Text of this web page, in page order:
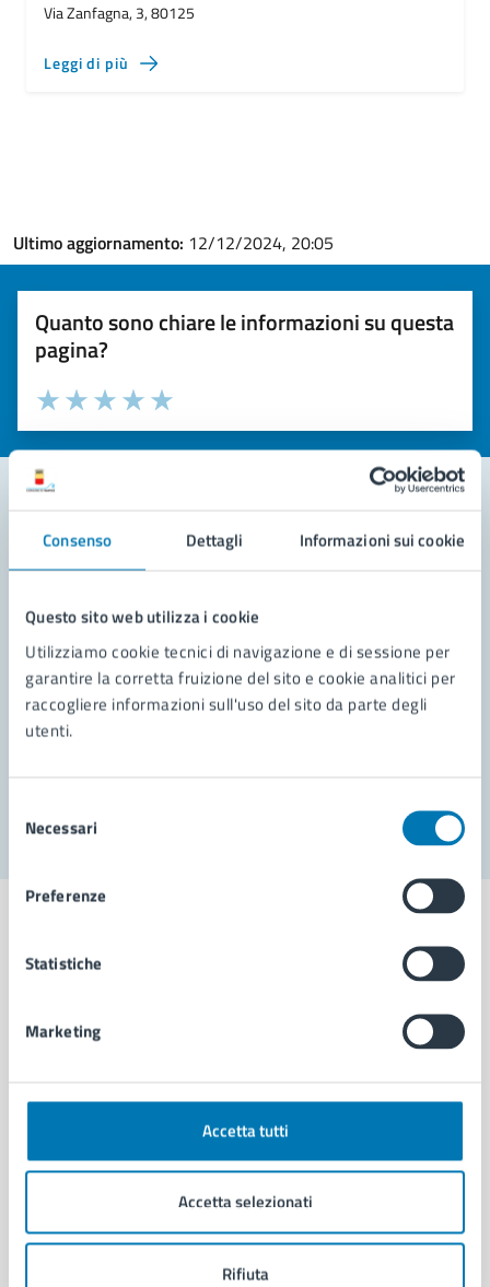
Consenso Dettagli Informazioni sui cookie
Questo sito web utilizza i cookie
Utilizziamo cookie tecnici di navigazione e di sessione per
garantire la corretta fruizione del sito e cookie analitici per
raccogliere informazioni sull'uso del sito da parte degli
utenti.
delNecessari
Preferenze
Statistiche
Marketing
Accetta tutti
Accetta selezionati
Rifiuta
Via Zanfagna, 3, 80125
Leggi di più
Ultimo aggiornamento: 12/12/2024, 20:05
Quanto sono chiare le informazioni su questa
pagina?
Valuta la chiarezza delle informazioni (da 1 a 5 stelle)
Seleziona il numero di stelle per valutare la chiarezza delle
Valuta 5 stelle su 5
Valuta 4 stelle su 5
Valuta 3 stelle su 5
Valuta 2 stelle su 5
Valuta 1 stelle su 5
Contatta il comune
Richiedi assistenza
Prenota appuntamento
Problemi in città
Aree amministrative
Uffici
Politici